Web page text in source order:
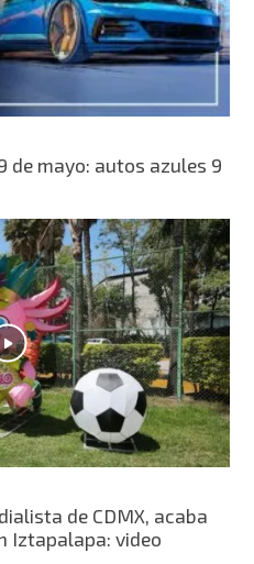
de mayo: autos azules 9
de CDMX, acaba
Iztapalapa: video